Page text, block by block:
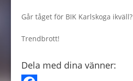
Går tåget för BIK Karlskoga ikväll?
Trendbrott!
Dela med dina vänner: